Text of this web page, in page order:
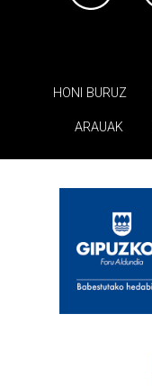
HONI BURUZ
ARAUAK